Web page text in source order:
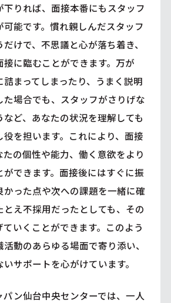
下りれば、面接本番にもスタッフ
能です。慣れ親しんだスタッフ
けで、不思議と心が落ち着き、
接に臨むことができます。万が
まってしまったり、うまく説明
た場合でも、スタッフがさりげな
など、あなたの状況を理解しても
役を担います。これにより、面接
の個性や能力、働く意欲をより
ができます。面接後にはすぐに振
かった点や次への課題を一緒に確
え不採用だったとしても、その
いくことができます。このよう
動のあらゆる場面で寄り添い、
サポートを心がけています。
パン仙台中央センターでは、一人